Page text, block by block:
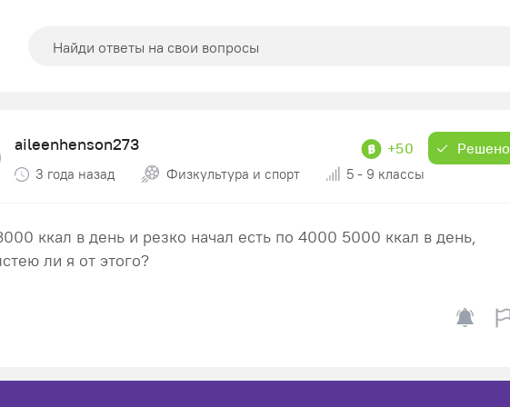
aileenhenson273 +50 Решено
3 года назад Физкультура и спорт 5 - 9 классы
ккал в день и резко начал есть по 4000 5000 ккал в день,
ли я от этого?